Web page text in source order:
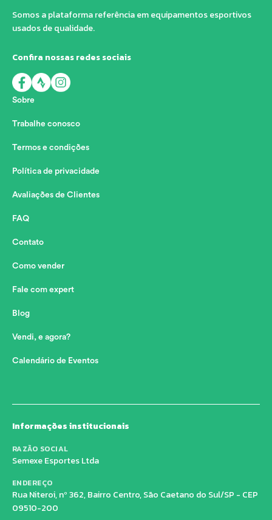
Somos a plataforma referência em equipamentos esportivos
usados de qualidade.
Confira nossas redes sociais
Sobre
Trabalhe conosco
Termos e condições
Política de privacidade
Avaliações de Clientes
FAQ
Contato
Como vender
Fale com expert
Blog
Vendi, e agora?
Calendário de Eventos
Informações institucionais
RAZÃO SOCIAL
Semexe Esportes Ltda
ENDEREÇO
Rua Niteroi, nº 362, Bairro Centro, São Caetano do Sul/SP - CEP
09510-200